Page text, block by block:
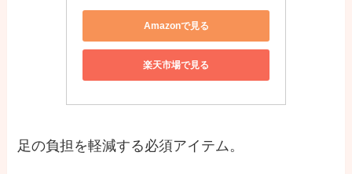
Amazonで見る
楽天市場で見る
足の負担を軽減する必須アイテム。